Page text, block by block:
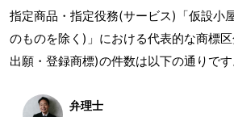
指定商品・指定役務(サービス)「仮設小
のものを除く)」における代表的な商標
出願・登録商標)の件数は以下の通りです
弁理士